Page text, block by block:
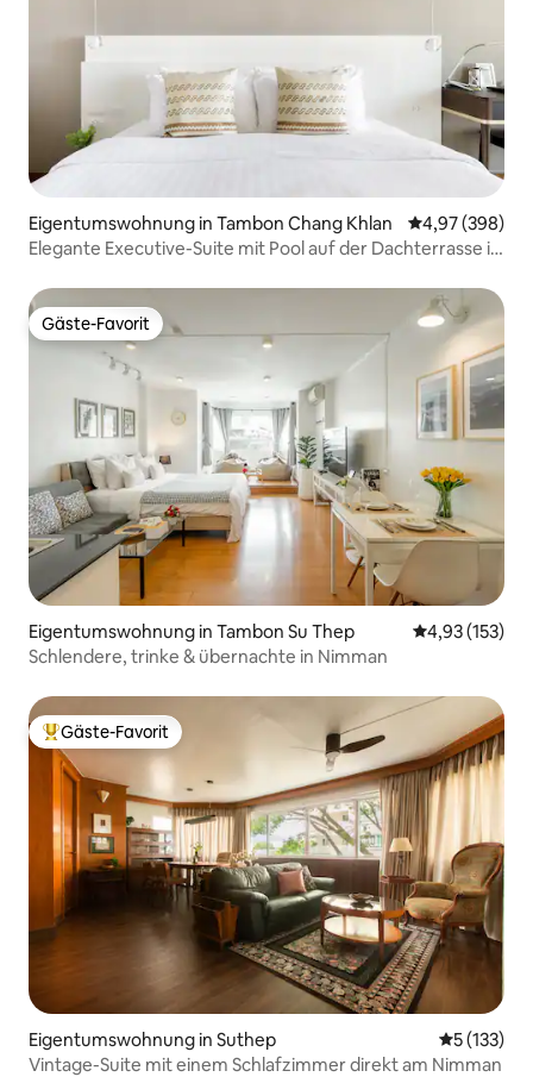
Eigentumswohnung in Tambon Chang Khlan
4,97 (398)
Elegante Executive-Suite mit Pool auf der Dachterrasse in
Gäste-Favorit
Gäste-Favorit
Eigentumswohnung in Tambon Su Thep
4,93 (153)
Schlendere, trinke & übernachte in Nimman
Beliebter Gäste-Favorit.
Gäste-Favorit
Eigentumswohnung in Suthep
5 (133)
Vintage-Suite mit einem Schlafzimmer direkt am Nimman